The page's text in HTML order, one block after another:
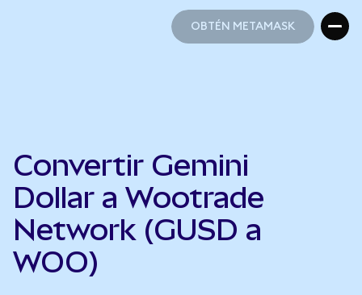
OBTÉN METAMASK
Convertir Gemini
Dollar a Wootrade
Network (GUSD a
WOO)